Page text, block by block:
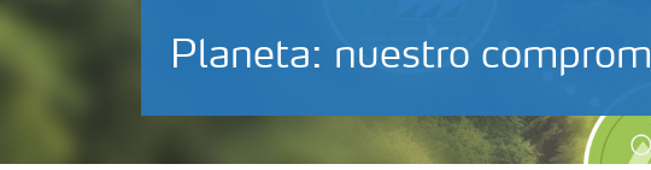
Planeta: nuestro